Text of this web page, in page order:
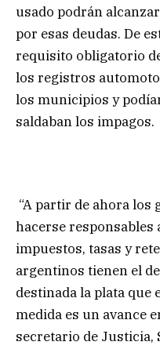
usado podrán
por esas deudas. De
requisito obligatorio
los registros
los municipios y
saldaban los impagos.
“A partir de ahora los
hacerse responsables
impuestos, tasas y
argentinos tienen el
destinada la plata que
medida es un avance
secretario de Justicia,